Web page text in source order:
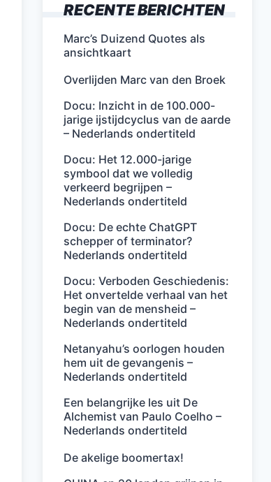
RECENTE BERICHTEN
Marc’s Duizend Quotes als
ansichtkaart
Overlijden Marc van den Broek
Docu: Inzicht in de 100.000-
jarige ijstijdcyclus van de aarde
– Nederlands ondertiteld
Docu: Het 12.000-jarige
symbool dat we volledig
verkeerd begrijpen –
Nederlands ondertiteld
Docu: De echte ChatGPT
schepper of terminator?
Nederlands ondertiteld
Docu: Verboden Geschiedenis:
Het onvertelde verhaal van het
begin van de mensheid –
Nederlands ondertiteld
Netanyahu’s oorlogen houden
hem uit de gevangenis –
Nederlands ondertiteld
Een belangrijke les uit De
Alchemist van Paulo Coelho –
Nederlands ondertiteld
De akelige boomertax!